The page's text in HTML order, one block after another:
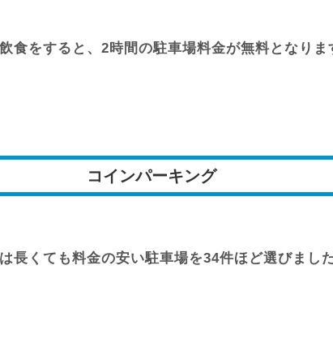
食をすると、2時間の駐車場料金が無料となり
コインパーキング
長くても料金の安い駐車場を34件ほど選びまし